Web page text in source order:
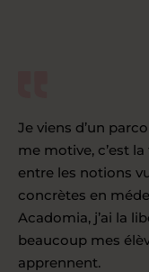
Je viens d’un
me motive, c’est
entre les notions
concrètes en
Acadomia, j’ai la
beaucoup mes
apprennent.